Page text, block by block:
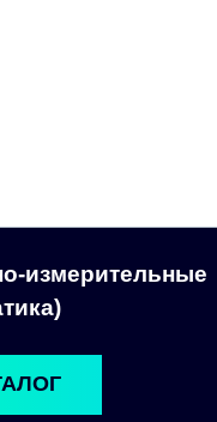
измерительные